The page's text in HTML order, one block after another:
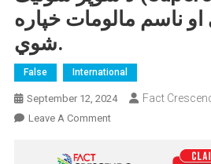
او ناسم مالومات خپاره
شوي.
False International
September 12, 2024 Fact
Leave A CommentOn